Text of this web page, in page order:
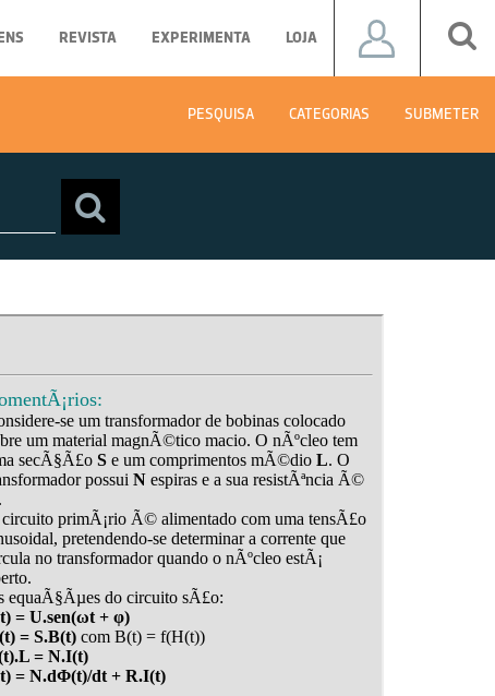
REVISTA EXPERIMENTA LOJA
PESQUISA CATEGORIAS SUBMETER